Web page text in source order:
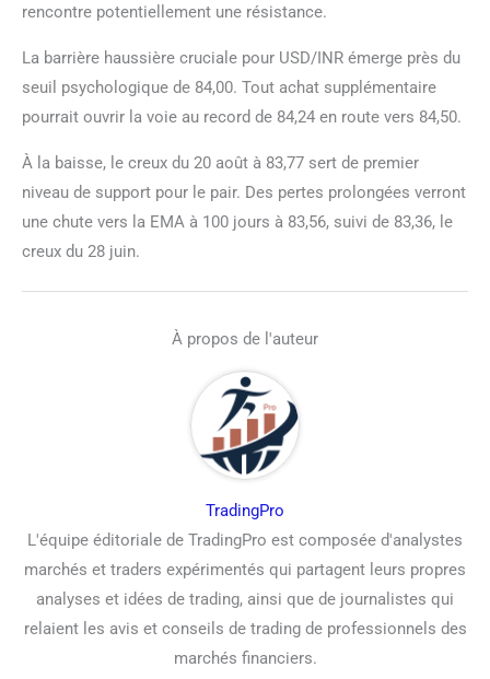
rencontre potentiellement une résistance.
La barrière haussière cruciale pour USD/INR émerge près du
seuil psychologique de 84,00. Tout achat supplémentaire
pourrait ouvrir la voie au record de 84,24 en route vers 84,50.
À la baisse, le creux du 20 août à 83,77 sert de premier
niveau de support pour le pair. Des pertes prolongées verront
une chute vers la EMA à 100 jours à 83,56, suivi de 83,36, le
creux du 28 juin.
À propos de l'auteur
TradingPro
L'équipe éditoriale de TradingPro est composée d'analystes
marchés et traders expérimentés qui partagent leurs propres
analyses et idées de trading, ainsi que de journalistes qui
relaient les avis et conseils de trading de professionnels des
marchés financiers.